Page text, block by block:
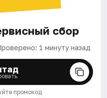
сбор
1 минуту назад
промокод